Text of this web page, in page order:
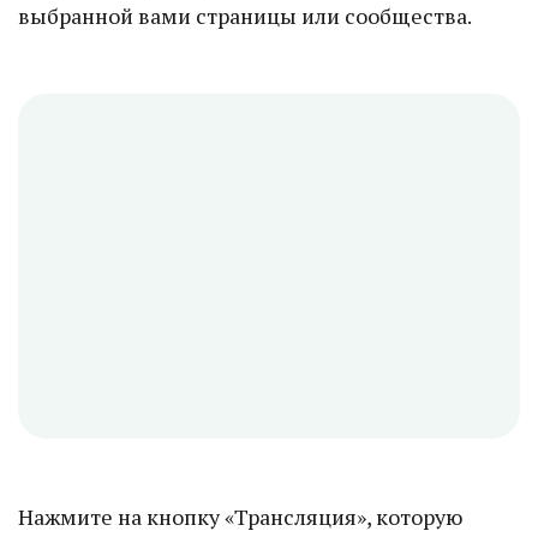
выбранной вами страницы или сообщества.
Нажмите на кнопку «Трансляция», которую